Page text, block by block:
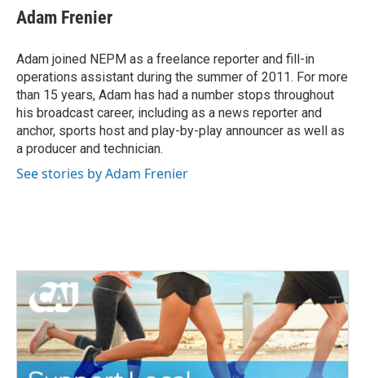
e
b
o
k
t
t
r
k
e
I
n
i
l
Adam Frenier
Adam joined NEPM as a freelance reporter and fill-in
operations assistant during the summer of 2011. For more
than 15 years, Adam has had a number stops throughout
his broadcast career, including as a news reporter and
anchor, sports host and play-by-play announcer as well as
a producer and technician.
See stories by Adam Frenier